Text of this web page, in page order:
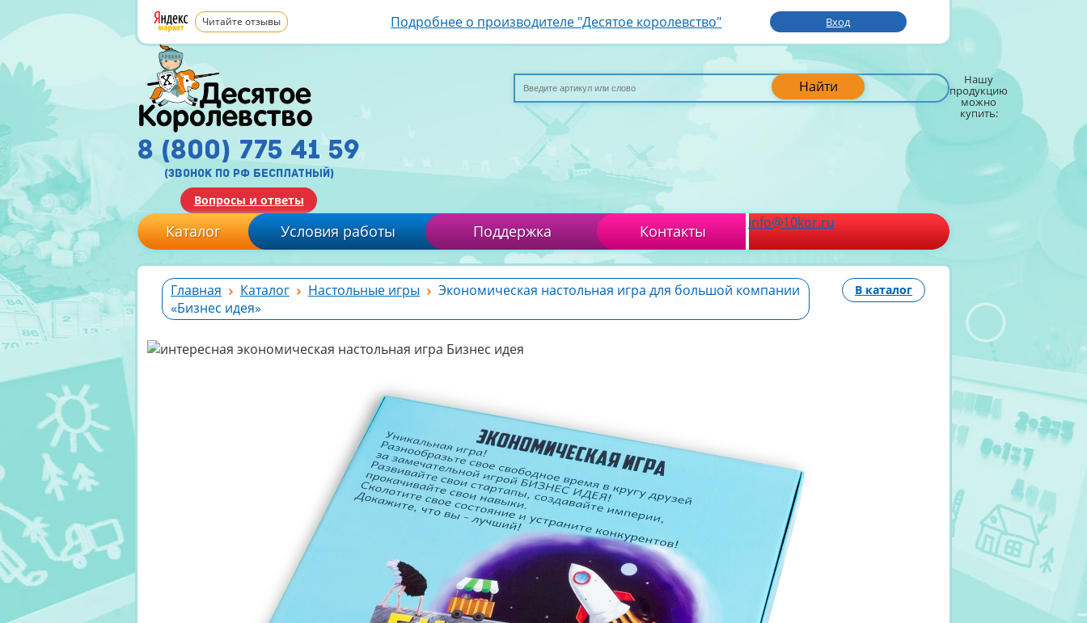
Читайте отзывы Подробнее о производителе "Десятое королевство" Вход
Найти Нашу
продукцию
можно
купить:
8 (800) 775 41 59
(звонок по рф бесплатный)
Вопросы и ответы
Каталог Условия работы Поддержка Контакты info@10kor.ru
Главная Каталог Настольные игры
Экономическая настольная игра для большой компании
«Бизнес идея»
В каталог